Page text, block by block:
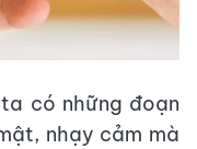
có những đoạn
nhạy cảm mà